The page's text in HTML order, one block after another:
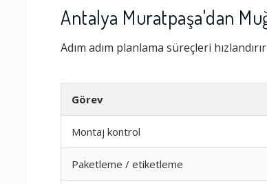
Antalya Muratpaşa'dan
Adım adım planlama süreçleri
Görev
Montaj kontrol
Paketleme / etiketleme